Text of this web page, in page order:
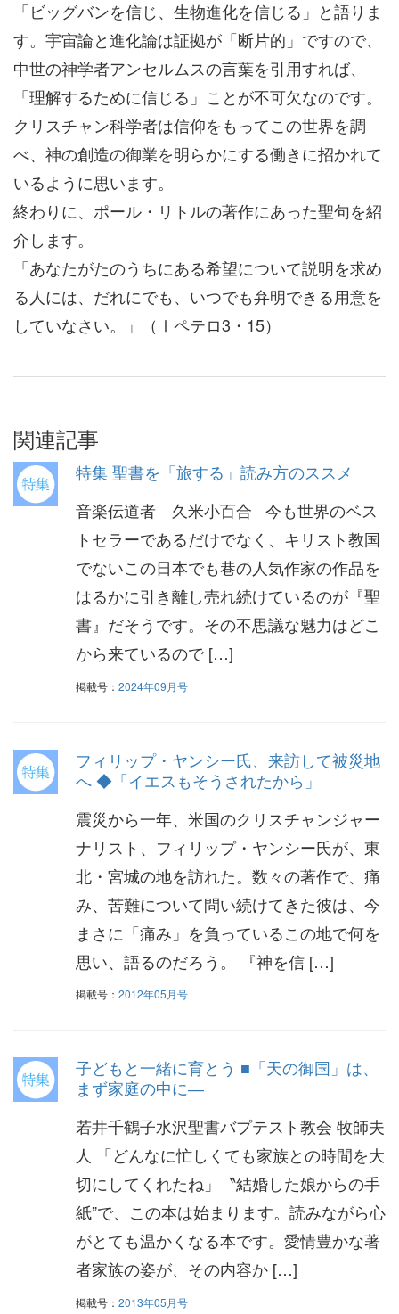
「ビッグバンを信じ、生物進化を信じる」と語りま
す。宇宙論と進化論は証拠が「断片的」ですので、
中世の神学者アンセルムスの言葉を引用すれば、
「理解するために信じる」ことが不可欠なのです。
クリスチャン科学者は信仰をもってこの世界を調
べ、神の創造の御業を明らかにする働きに招かれて
いるように思います。
終わりに、ポール・リトルの著作にあった聖句を紹
介します。
「あなたがたのうちにある希望について説明を求め
る人には、だれにでも、いつでも弁明できる用意を
していなさい。」（Ⅰペテロ3・15）
関連記事
特集 聖書を「旅する」読み方のススメ
音楽伝道者 久米小百合 今も世界のベス
トセラーであるだけでなく、キリスト教国
でないこの日本でも巷の人気作家の作品を
はるかに引き離し売れ続けているのが『聖
書』だそうです。その不思議な魅力はどこ
から来ているので […]
掲載号： 2024年09月号
フィリップ・ヤンシー氏、来訪して被災地
へ ◆「イエスもそうされたから」
震災から一年、米国のクリスチャンジャー
ナリスト、フィリップ・ヤンシー氏が、東
北・宮城の地を訪れた。数々の著作で、痛
み、苦難について問い続けてきた彼は、今
まさに「痛み」を負っているこの地で何を
思い、語るのだろう。 『神を信 […]
掲載号： 2012年05月号
子どもと一緒に育とう ■「天の御国」は、
まず家庭の中に―
若井千鶴子水沢聖書バプテスト教会 牧師夫
人 「どんなに忙しくても家族との時間を大
切にしてくれたね」〝結婚した娘からの手
紙”で、この本は始まります。読みながら心
がとても温かくなる本です。愛情豊かな著
者家族の姿が、その内容か […]
掲載号： 2013年05月号